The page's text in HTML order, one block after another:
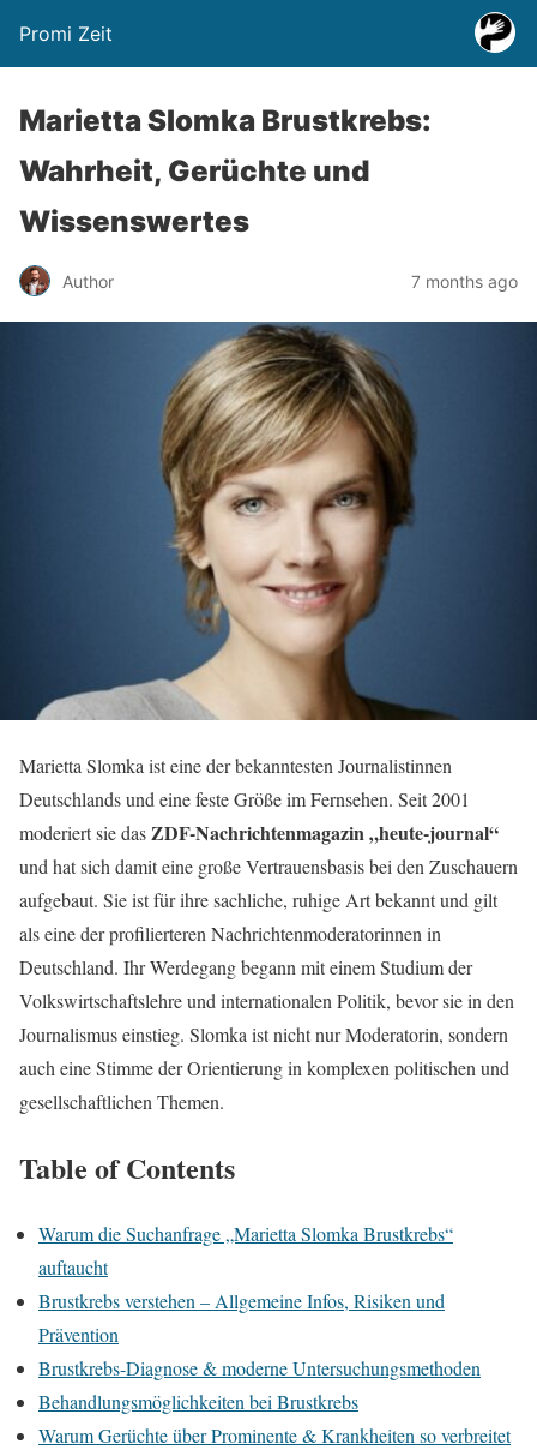
Promi Zeit
Marietta Slomka Brustkrebs:
Wahrheit, Gerüchte und
Wissenswertes
Author 7 months ago
Marietta Slomka ist eine der bekanntesten Journalistinnen
Deutschlands und eine feste Größe im Fernsehen. Seit 2001
moderiert sie dasZDF-Nachrichtenmagazin „heute-journal“
und hat sich damit eine große Vertrauensbasis bei den Zuschauern
aufgebaut. Sie ist für ihre sachliche, ruhige Art bekannt und gilt
als eine der profilierteren Nachrichtenmoderatorinnen in
Deutschland. Ihr Werdegang begann mit einem Studium der
Volkswirtschaftslehre und internationalen Politik, bevor sie in den
Journalismus einstieg. Slomka ist nicht nur Moderatorin, sondern
auch eine Stimme der Orientierung in komplexen politischen und
gesellschaftlichen Themen.
Table of Contents
Warum die Suchanfrage „Marietta Slomka Brustkrebs“
auftaucht
Brustkrebs verstehen – Allgemeine Infos, Risiken und
Prävention
Brustkrebs-Diagnose & moderne Untersuchungsmethoden
Behandlungsmöglichkeiten bei Brustkrebs
Warum Gerüchte über Prominente & Krankheiten so verbreitet